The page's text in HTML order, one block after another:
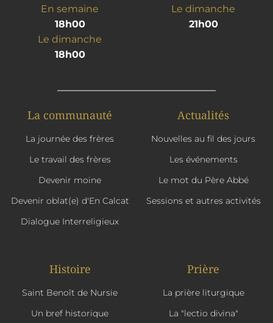
En semaine
18h00
Le dimanche
18h00
Le dimanche
21h00
La communauté
La journée des frères
Le travail des frères
Devenir moine
Devenir oblat(e) d'En Calcat
Dialogue Interreligieux
Actualités
Nouvelles au fil des jours
Les événements
Le mot du Père Abbé
Sessions et autres activités
Histoire
Saint Benoît de Nursie
Un bref historique
Prière
La prière liturgique
La "lectio divina"